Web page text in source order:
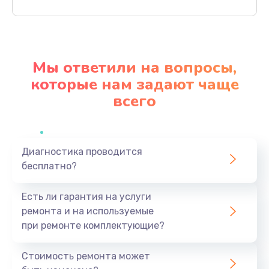
Заказать
Ремонт / замена кнопок, клавиш, индикаторов,
Заказать
1400 руб.
Заказать
1400 руб.
Мы ответили на вопросы,
которые нам задают чаще
всего
Диагностика проводится
бесплатно?
Есть ли гарантия на услуги
ремонта и на используемые
при ремонте комплектующие?
Стоимость ремонта может